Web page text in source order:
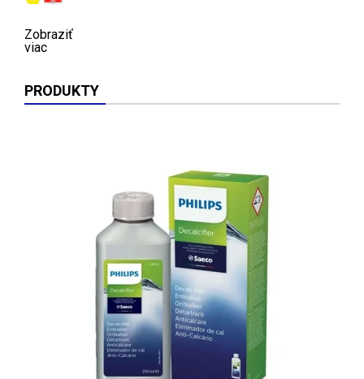
Zobraziť
viac
PRODUKTY